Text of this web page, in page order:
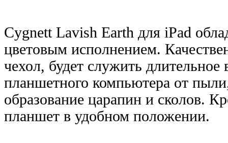
Cygnett Lavish Earth для iPad
цветовым исполнением.
чехол, будет служить
планшетного компьютера от
образование царапин и сколов.
планшет в удобном положении.